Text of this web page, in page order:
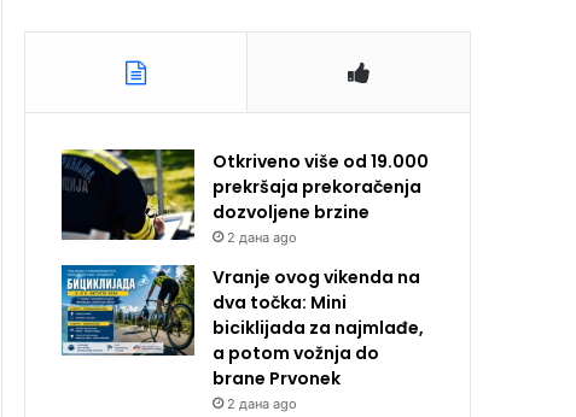
Otkriveno više od 19.000
prekršaja prekoračenja
dozvoljene brzine
2 дана ago
Vranje ovog vikenda na
dva točka: Mini
biciklijada za najmlađe,
a potom vožnja do
brane Prvonek
2 дана ago